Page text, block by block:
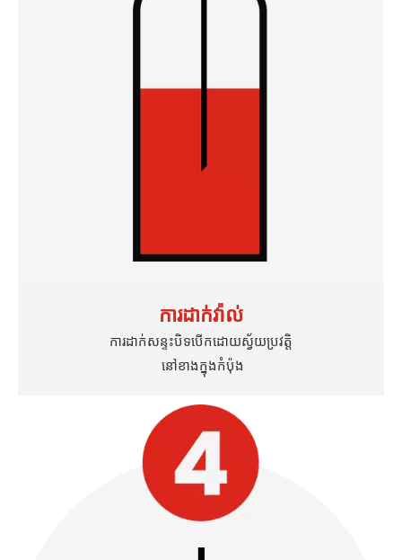
ការដាក់វ៉ាល់
ការដាក់សន្ទះបិទបើកដោយស្វ័យប្រវត្តិ
នៅខាងក្នុងកំប៉ុង